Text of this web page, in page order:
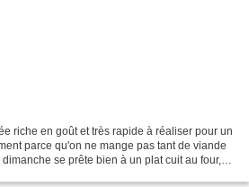
riche en goût et très rapide à réaliser pour un
parce qu'on ne mange pas tant de viande
se prête bien à un plat cuit au four,